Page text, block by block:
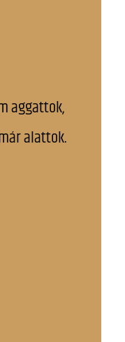
aggattok,
alattok.